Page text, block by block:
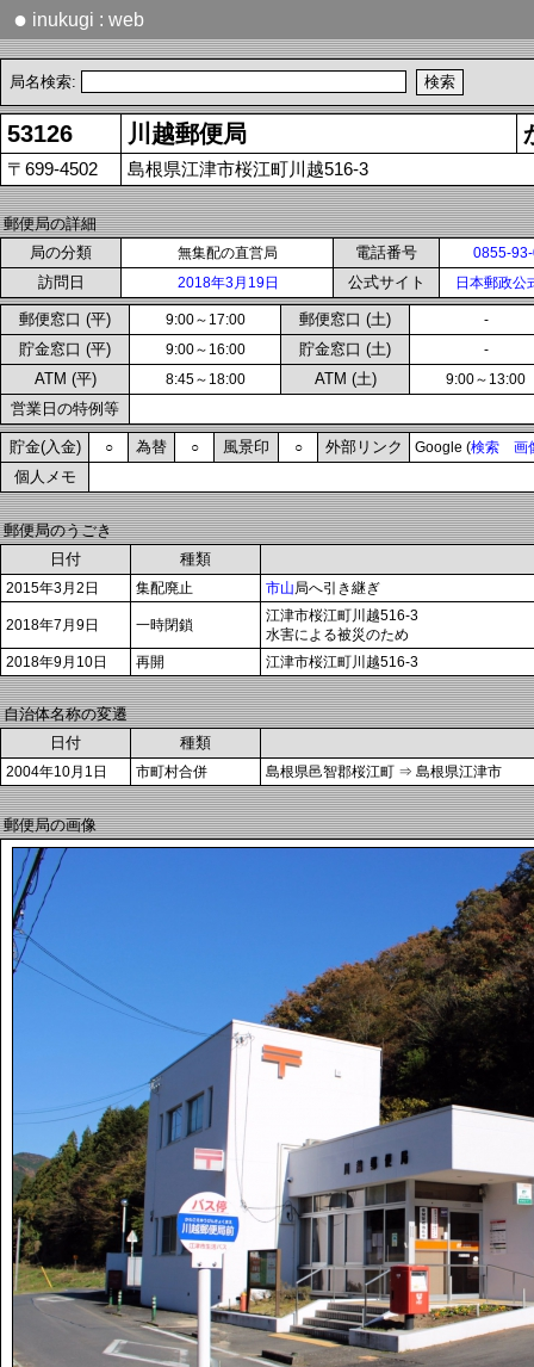
● inukugi : web
局名検索:
53126 川越郵便局
〒699-4502 島根県江津市桜江町川越516-3
郵便局の詳細
局の分類
無集配の直営局 電話番号 0855-
訪問日 2018年3月19日 公式サイト 日本郵政公
郵便窓口 (平) 9:00～17:00 郵便窓口 (土) -
貯金窓口 (平) 9:00～16:00 貯金窓口 (土) -
ATM (平) 8:45～18:00 ATM (土) 9:00～13:00
営業日の特例等
貯金(入金) ○ 為替 ○ 風景印 ○ 外部リンク Google (検索 画
個人メモ
郵便局のうごき
日付
種類
2015年3月2日 集配廃止 市山局へ引き継ぎ
2018年7月9日 一時閉鎖
江津市桜江町川越516-3
水害による被災のため
2018年9月10日
再開 江津市桜江町川越516-3
自治体名称の変遷
日付
種類
2004年10月1日 市町村合併 島根県邑智郡桜江町 ⇒ 島根県江津市
郵便局の画像